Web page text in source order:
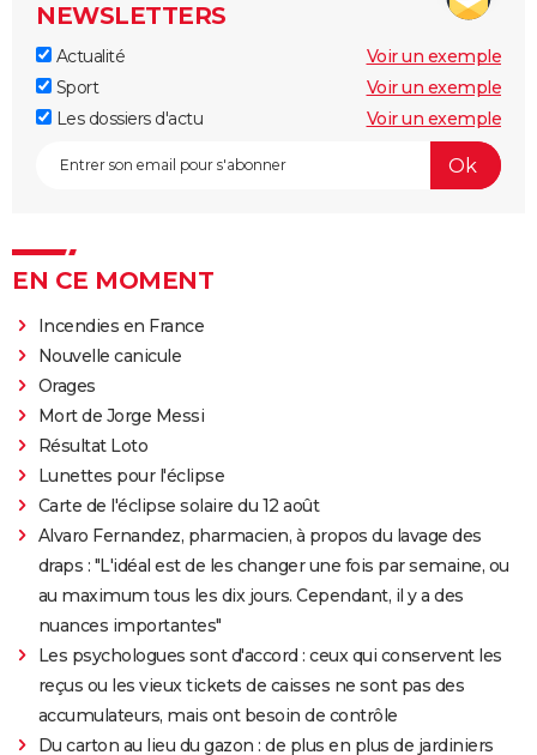
NEWSLETTERS
Actualité
Voir un exemple
Sport
Voir un exemple
Les dossiers d'actu
Voir un exemple
EN CE MOMENT
Incendies en France
Nouvelle canicule
Orages
Mort de Jorge Messi
Résultat Loto
Lunettes pour l'éclipse
Carte de l'éclipse solaire du 12 août
Alvaro Fernandez, pharmacien, à propos du lavage des
draps : "L'idéal est de les changer une fois par semaine, ou
au maximum tous les dix jours. Cependant, il y a des
nuances importantes"
Les psychologues sont d'accord : ceux qui conservent les
reçus ou les vieux tickets de caisses ne sont pas des
accumulateurs, mais ont besoin de contrôle
Du carton au lieu du gazon : de plus en plus de jardiniers